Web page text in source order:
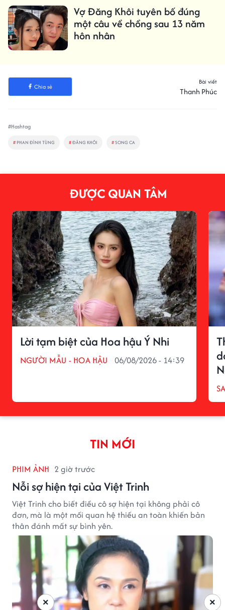
Vợ Đăng Khôi tuyên bố đúng
một câu về chồng sau 13 năm
hôn nhân
Chia sẻ
Bài viết
Thanh Phúc
#Hashtag
# PHAN ĐÌNH TÙNG #ĐĂNG KHÔI #SONG CA
ĐƯỢC QUAN TÂM
Lời tạm biệt của Hoa hậu Ý Nhi
NGƯỜI MẪU - HOA HẬU 06/08/2026 - 14:39
TIN MỚI
PHIM ẢNH 2 giờ trước
Nỗi sợ hiện tại của Việt Trinh
Việt Trinh cho biết điều cô sợ hiện tại không phải cô
đơn, mà là một mối quan hệ thiếu an toàn khiến bản
thân đánh mất sự bình yên.
×
×